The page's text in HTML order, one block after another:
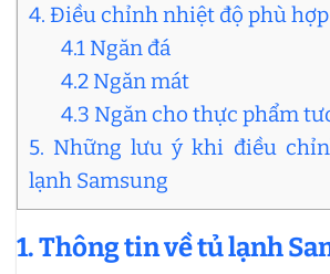
4. Điều chỉnh nhiệt độ phù
4.1 Ngăn đá
4.2 Ngăn mát
4.3 Ngăn cho thực phẩm
5. Những lưu ý khi điều
lạnh Samsung
1. Thông tin về tủ lạnh